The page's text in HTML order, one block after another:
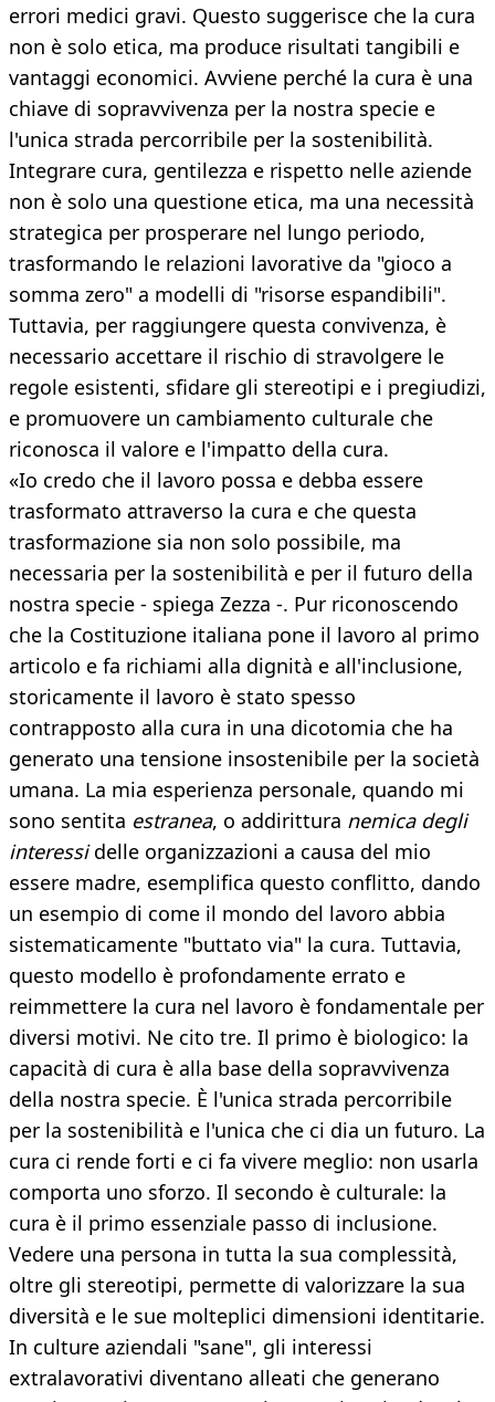
errori medici gravi. Questo suggerisce che la cura
non è solo etica, ma produce risultati tangibili e
vantaggi economici. Avviene perché la cura è una
chiave di sopravvivenza per la nostra specie e
l'unica strada percorribile per la sostenibilità.
Integrare cura, gentilezza e rispetto nelle aziende
non è solo una questione etica, ma una necessità
strategica per prosperare nel lungo periodo,
trasformando le relazioni lavorative da "gioco a
somma zero" a modelli di "risorse espandibili".
Tuttavia, per raggiungere questa convivenza, è
necessario accettare il rischio di stravolgere le
regole esistenti, sfidare gli stereotipi e i pregiudizi,
e promuovere un cambiamento culturale che
riconosca il valore e l'impatto della cura.
«Io credo che il lavoro possa e debba essere
trasformato attraverso la cura e che questa
trasformazione sia non solo possibile, ma
necessaria per la sostenibilità e per il futuro della
nostra specie - spiega Zezza -. Pur riconoscendo
che la Costituzione italiana pone il lavoro al primo
articolo e fa richiami alla dignità e all'inclusione,
storicamente il lavoro è stato spesso
contrapposto alla cura in una dicotomia che ha
generato una tensione insostenibile per la società
umana. La mia esperienza personale, quando mi
sono sentita estranea, o addirittura nemica degli
interessidelle organizzazioni a causa del mio
essere madre, esemplifica questo conflitto, dando
un esempio di come il mondo del lavoro abbia
sistematicamente "buttato via" la cura. Tuttavia,
questo modello è profondamente errato e
reimmettere la cura nel lavoro è fondamentale per
diversi motivi. Ne cito tre. Il primo è biologico: la
capacità di cura è alla base della sopravvivenza
della nostra specie. È l'unica strada percorribile
per la sostenibilità e l'unica che ci dia un futuro. La
cura ci rende forti e ci fa vivere meglio: non usarla
comporta uno sforzo. Il secondo è culturale: la
cura è il primo essenziale passo di inclusione.
Vedere una persona in tutta la sua complessità,
oltre gli stereotipi, permette di valorizzare la sua
diversità e le sue molteplici dimensioni identitarie.
In culture aziendali "sane", gli interessi
extralavorativi diventano alleati che generano